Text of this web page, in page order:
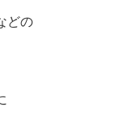
どの